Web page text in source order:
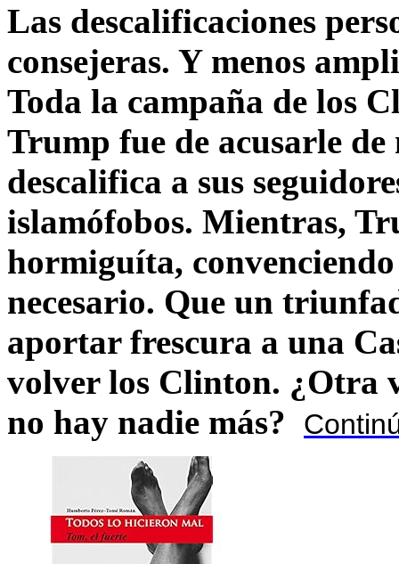
Las descalificaciones
consejeras. Y menos
Toda la campaña de los
Trump fue de acusarle
descalifica a sus
islamófobos. Mientras,
hormiguíta,
necesario. Que un
aportar frescura a una
volver los Clinton. ¿Otra
no hay nadie más?